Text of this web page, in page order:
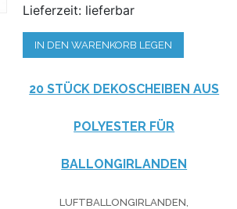
Lieferzeit: lieferbar
IN DEN WARENKORB LEGEN
20 STÜCK DEKOSCHEIBEN AUS
POLYESTER FÜR
BALLONGIRLANDEN
LUFTBALLONGIRLANDEN,